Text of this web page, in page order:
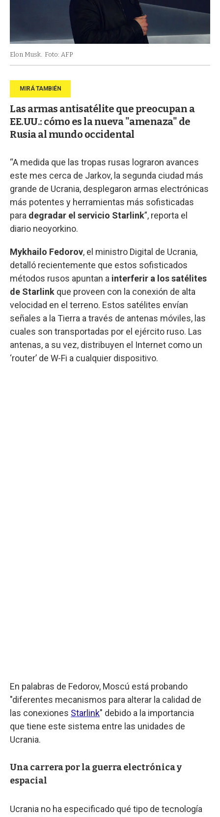
Elon Musk. Foto: AFP
Las armas antisatélite que preocupan a
EE.UU.: cómo es la nueva "amenaza" de
Rusia al mundo occidental
“A medida que las tropas rusas lograron avances
este mes cerca de Jarkov, la segunda ciudad más
grande de Ucrania, desplegaron armas electrónicas
más potentes y herramientas más sofisticadas
para degradar el servicio Starlink”, reporta el
diario neoyorkino.
Mykhailo Fedorov, el ministro Digital de Ucrania,
detalló recientemente que estos sofisticados
métodos rusos apuntan a interferir a los satélites
de Starlink que proveen con la conexión de alta
velocidad en el terreno. Estos satélites envían
señales a la Tierra a través de antenas móviles, las
cuales son transportadas por el ejército ruso. Las
antenas, a su vez, distribuyen el Internet como un
‘router’ de W-Fi a cualquier dispositivo.
En palabras de Fedorov, Moscú está probando
"diferentes mecanismos para alterar la calidad de
las conexiones Starlink" debido a la importancia
que tiene este sistema entre las unidades de
Ucrania.
Una carrera por la guerra electrónica y
espacial
Ucrania no ha especificado qué tipo de tecnología